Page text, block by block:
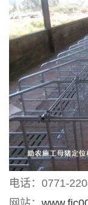
电话：0771-